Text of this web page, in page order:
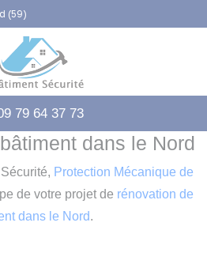
(59)
79 64 37 73
dans le Nord
Protection Mécanique de
de votre projet de rénovation de
dans le Nord.